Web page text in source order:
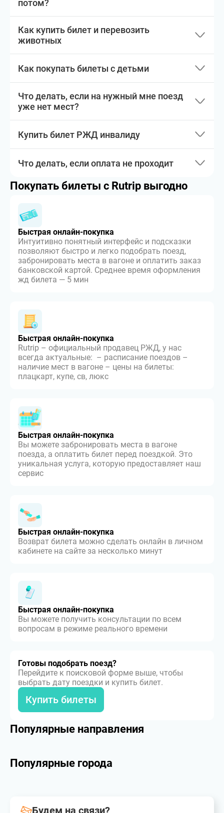
потом?
Как купить билет и перевозить
животных
Как покупать билеты с детьми
Что делать, если на нужный мне поезд
уже нет мест?
Купить билет РЖД инвалиду
Что делать, если оплата не проходит
Покупать билеты с Rutrip выгодно
Быстрая онлайн-покупка
Интуитивно понятный интерфейс и подсказки
позволяют быстро и легко подобрать поезд,
забронировать места в вагоне и оплатить заказ
банковской картой. Среднее время оформления
жд билета — 5 мин
Быстрая онлайн-покупка
Rutrip – официальный продавец РЖД, у нас
всегда актуальные: – расписание поездов –
наличие мест в вагоне – цены на билеты:
плацкарт, купе, св, люкс
Быстрая онлайн-покупка
Вы можете забронировать места в вагоне
поезда, а оплатить билет перед поездкой. Это
уникальная услуга, которую предоставляет наш
сервис
Быстрая онлайн-покупка
Возврат билета можно сделать онлайн в личном
кабинете на сайте за несколько минут
Быстрая онлайн-покупка
Вы можете получить консультации по всем
вопросам в режиме реального времени
Готовы подобрать поезд?
Перейдите к поисковой форме выше, чтобы
выбрать дату поездки и купить билет.
Купить билеты
Популярные направления
Популярные города
Будем на связи?